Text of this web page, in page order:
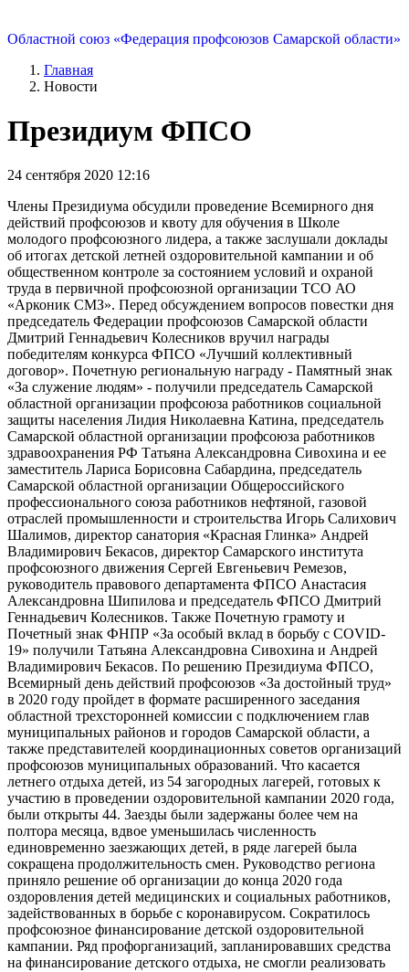
Областной союз «Федерация профсоюзов Самарской области»
Главная
Новости
Президиум ФПСО
24 сентября 2020 12:16
Члены Президиума обсудили проведение Всемирного дня
действий профсоюзов и квоту для обучения в Школе
молодого профсоюзного лидера, а также заслушали доклады
об итогах детской летней оздоровительной кампании и об
общественном контроле за состоянием условий и охраной
труда в первичной профсоюзной организации ТСО АО
«Арконик СМЗ». Перед обсуждением вопросов повестки дня
председатель Федерации профсоюзов Самарской области
Дмит­рий Геннадьевич Колесников вручил награды
победителям конкурса ФПСО «Лучший коллективный
договор». Почетную региональную награду - Памятный знак
«За служение людям» - получили председатель Самарской
областной организации профсоюза работников социальной
защиты населения Лидия Николаевна Катина, председатель
Самарской областной организации профсоюза работников
здравоохранения РФ Татьяна Александровна Сивохина и ее
заместитель Лариса Борисовна Сабардина, председатель
Самарской областной организации Общероссийского
профессионального союза работников нефтяной, газовой
отраслей промышленности и строительства Игорь Салихович
Шалимов, директор санатория «Красная Глинка» Андрей
Владимирович Бекасов, директор Самарского института
проф­союзного движения Сергей Евгеньевич Ремезов,
руководитель правового департамента ФПСО Анастасия
Александровна Шипилова и председатель ФПСО Дмитрий
Геннадьевич Колесников. Также Почетную грамоту и
Почетный знак ФНПР «За особый вклад в борьбу с COVID-
19» получили Тать­яна Александровна Сивохина и Андрей
Владимирович Бекасов. По решению Президиума ФПСО,
Всемирный день действий профсоюзов «За достойный труд»
в 2020 году пройдет в формате расширенного заседания
областной трехсторонней комиссии с подключением глав
муниципальных районов и городов Самарской области, а
также представителей координационных советов организаций
профсоюзов муниципальных образований. Что касается
летнего отдыха детей, из 54 загородных лагерей, готовых к
участию в проведении оздоровительной кампании 2020 года,
были открыты 44. Заезды были задержаны более чем на
полтора месяца, вдвое уменьшилась численность
единовременно заезжающих детей, в ряде лагерей была
сокращена продолжительность смен. Руководство региона
приняло решение об организации до конца 2020 года
оздоровления детей медицинских и социальных работников,
задействованных в борьбе с коронавирусом. Сократилось
профсоюзное финансирование детской оздоровительной
кампании. Ряд профорганизаций, запланировавших средства
на финансирование детского отдыха, не смогли реализовать